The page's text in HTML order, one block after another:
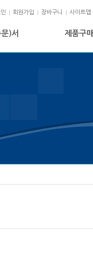
회원가입 장바구니 사이트맵
)서 제품구매